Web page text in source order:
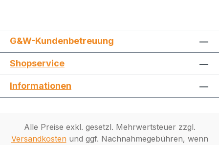
G&W-Kundenbetreuung
Shopservice
Informationen
Alle Preise exkl. gesetzl. Mehrwertsteuer zzgl.
Versandkostenund ggf. Nachnahmegebühren, wenn